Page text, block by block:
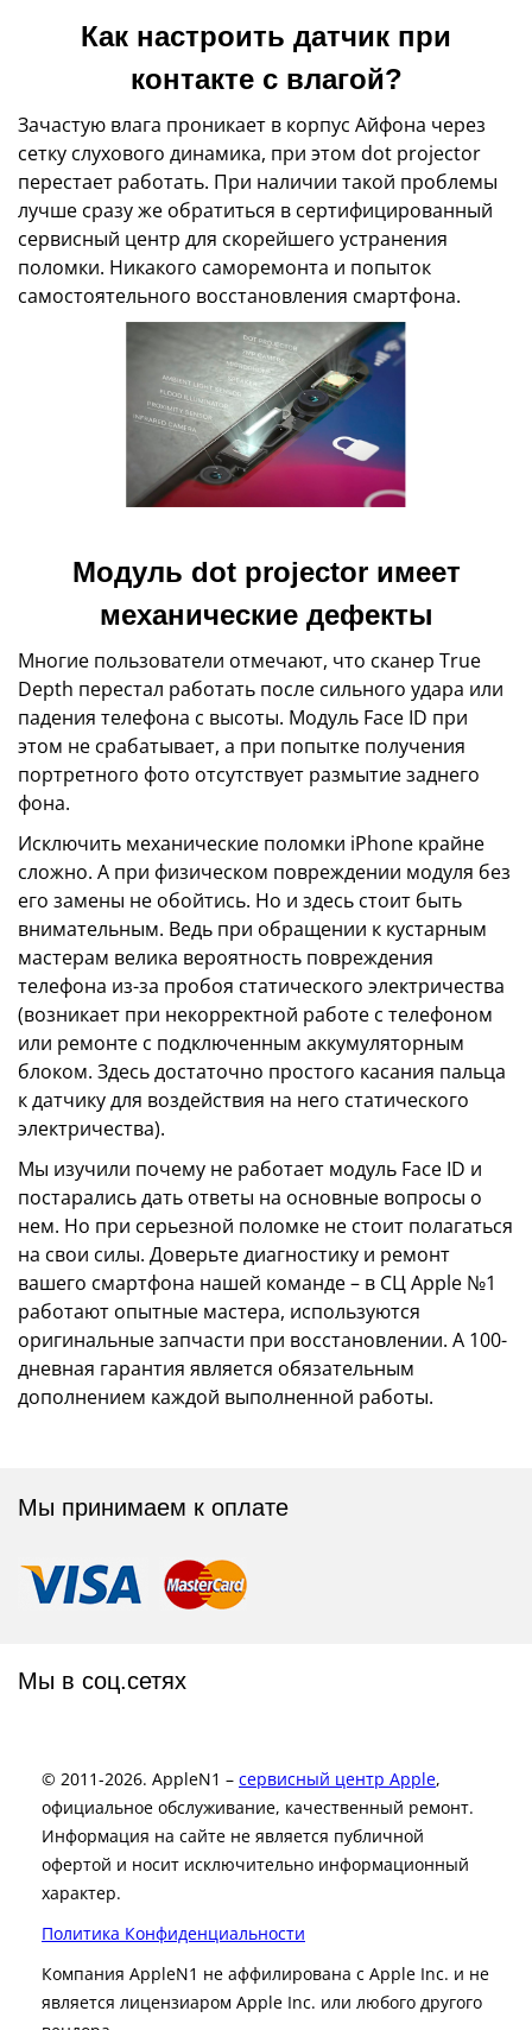
Как настроить датчик при
контакте с влагой?
Зачастую влага проникает в корпус Айфона через
сетку слухового динамика, при этом dot projector
перестает работать. При наличии такой проблемы
лучше сразу же обратиться в сертифицированный
сервисный центр для скорейшего устранения
поломки. Никакого саморемонта и попыток
самостоятельного восстановления смартфона.
Модуль dot projector имеет
механические дефекты
Многие пользователи отмечают, что сканер True
Depth перестал работать после сильного удара или
падения телефона с высоты. Модуль Face ID при
этом не срабатывает, а при попытке получения
портретного фото отсутствует размытие заднего
фона.
Исключить механические поломки iPhone крайне
сложно. А при физическом повреждении модуля без
его замены не обойтись. Но и здесь стоит быть
внимательным. Ведь при обращении к кустарным
мастерам велика вероятность повреждения
телефона из-за пробоя статического электричества
(возникает при некорректной работе с телефоном
или ремонте с подключенным аккумуляторным
блоком. Здесь достаточно простого касания пальца
к датчику для воздействия на него статического
электричества).
Мы изучили почему не работает модуль Face ID и
постарались дать ответы на основные вопросы о
нем. Но при серьезной поломке не стоит полагаться
на свои силы. Доверьте диагностику и ремонт
вашего смартфона нашей команде – в СЦ Apple №1
работают опытные мастера, используются
оригинальные запчасти при восстановлении. А 100-
дневная гарантия является обязательным
дополнением каждой выполненной работы.
Мы принимаем к оплате
Мы в соц.сетях
© 2011-2026. AppleN1 – сервисный центр Apple,
официальное обслуживание, качественный ремонт.
Информация на сайте не является публичной
офертой и носит исключительно информационный
характер.
Политика Конфиденциальности
Компания AppleN1 не аффилирована c Apple Inc. и не
является лицензиаром Apple Inc. или любого другого